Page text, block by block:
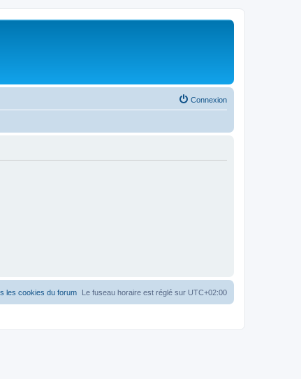
Connexion
Le fuseau horaire est réglé sur UTC+02:00
les cookies du forum